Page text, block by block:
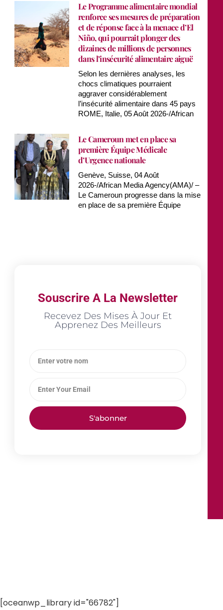
Le Programme alimentaire mondial
renforce ses mesures de préparation
et de réponse face à la menace d’El
Niño, qui pourrait plonger des
dizaines de millions de personnes
dans l’insécurité alimentaire aiguë
Selon les dernières analyses, les
chocs climatiques pourraient
aggraver considérablement
l’insécurité alimentaire dans 45 pays
ROME, Italie, 05 Août 2026-/African
Le Cameroun met en place sa
première Équipe Médicale
d’Urgence nationale
Genève, Suisse, 04 Août
2026-/African Media Agency(AMA)/ –
Le Cameroun progresse dans la mise
en place de sa première Équipe
Souscrire A La Newsletter
Recevez Des Mises À Jour Et
Apprenez Des Meilleurs
S'abonner
[oceanwp_library id="66782"]